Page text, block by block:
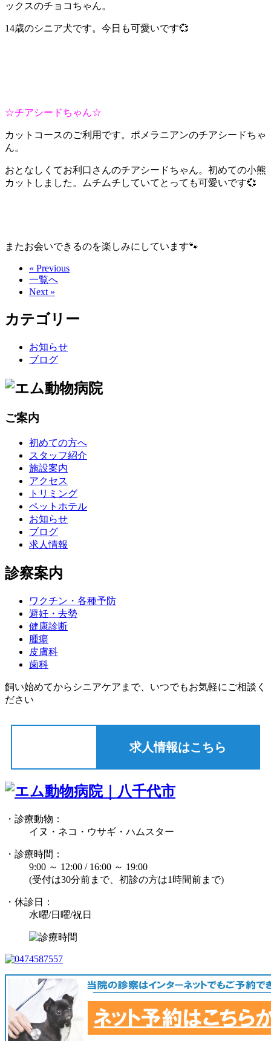
ックスのチョコちゃん。
14歳のシニア犬です。今日も可愛いです💞
☆チアシードちゃん☆
カットコースのご利用です。ポメラニアンのチアシードちゃ
ん。
おとなしくてお利口さんのチアシードちゃん。初めての小熊
カットしました。ムチムチしていてとっても可愛いです💞
またお会いできるのを楽しみにしています🐾
« Previous
一覧へ
Next »
カテゴリー
お知らせ
ブログ
ご案内
初めての方へ
スタッフ紹介
施設案内
アクセス
トリミング
ペットホテル
お知らせ
ブログ
求人情報
診察案内
ワクチン・各種予防
避妊・去勢
健康診断
腫瘍
皮膚科
歯科
飼い始めてからシニアケアまで、いつでもお気軽にご相談く
ださい
求人情報はこちら
・診療動物：
イヌ・ネコ・ウサギ・ハムスター
・診療時間：
9:00 ～ 12:00 / 16:00 ～ 19:00
(受付は30分前まで、初診の方は1時間前まで)
・休診日：
水曜/日曜/祝日